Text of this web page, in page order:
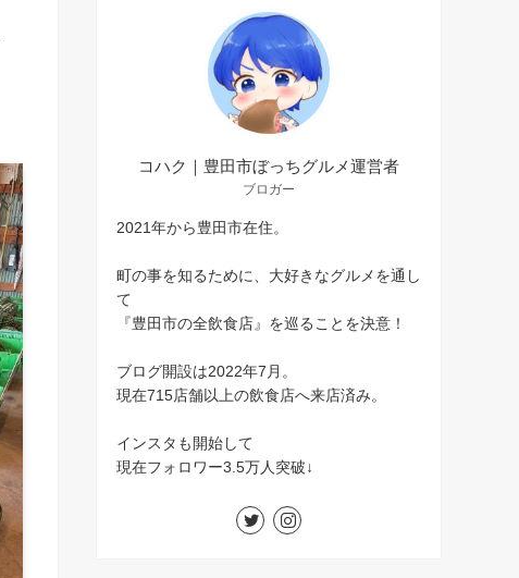
コハク｜豊田市ぼっちグルメ運営者
ブロガー
2021年から豊田市在住。
町の事を知るために、大好きなグルメを通し
て
『豊田市の全飲食店』を巡ることを決意！
ブログ開設は2022年7月。
現在715店舗以上の飲食店へ来店済み。
インスタも開始して
現在フォロワー3.5万人突破↓